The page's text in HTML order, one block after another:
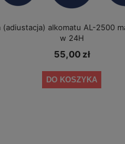
(adiustacja) alkomatu AL-2500
w 24H
55,00 zł
DO KOSZYKA